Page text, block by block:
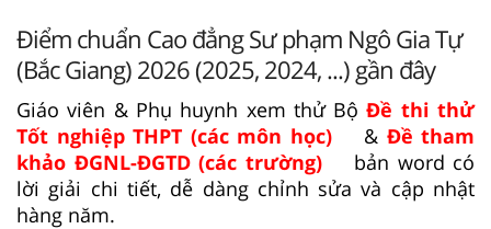
Điểm chuẩn Cao đẳng Sư phạm Ngô Gia Tự
(Bắc Giang) 2026 (2025, 2024, ...) gần đây
Giáo viên & Phụ huynh xem thử BộĐề thi thử
Tốt nghiệp THPT (các môn học)
& Đề tham
khảo ĐGNL-ĐGTD (các trường)
bản word có
lời giải chi tiết, dễ dàng chỉnh sửa và cập nhật
hàng năm.